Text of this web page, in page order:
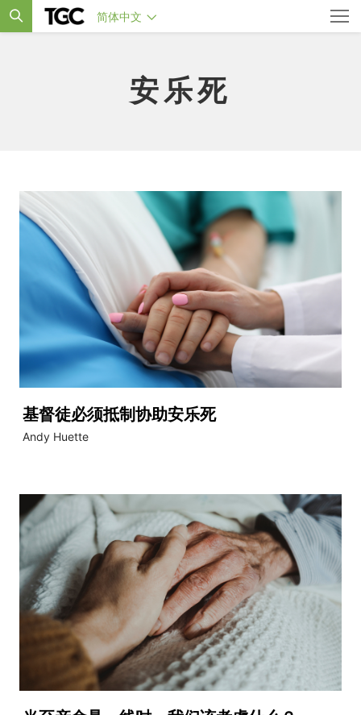
简体中文
安乐死
基督徒必须抵制协助安乐死
Andy Huette